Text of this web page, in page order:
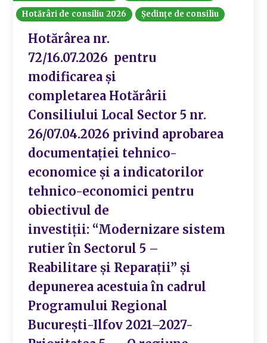
Hotărâri de consiliu 2026
Ședințe de consiliu
Hotărârea nr.
72/16.07.2026 pentru
modificarea și
completarea Hotărârii
Consiliului Local Sector 5 nr.
26/07.04.2026 privind aprobarea
documentației tehnico-
economice și a indicatorilor
tehnico-economici pentru
obiectivul de
investiții: “Modernizare sistem
rutier în Sectorul 5 –
Reabilitare și Reparații” și
depunerea acestuia în cadrul
Programului Regional
București-Ilfov 2021–2027-